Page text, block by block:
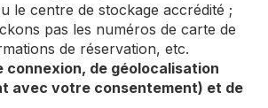
le centre de stockage accrédité ;
pas les numéros de carte de
de réservation, etc.
connexion, de géolocalisation
avec votre consentement) et de